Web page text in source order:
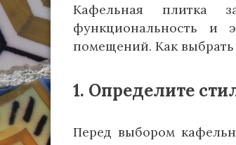
Кафельная плитка
функциональность
помещений. Как выбрать
1. Определите
Перед выбором